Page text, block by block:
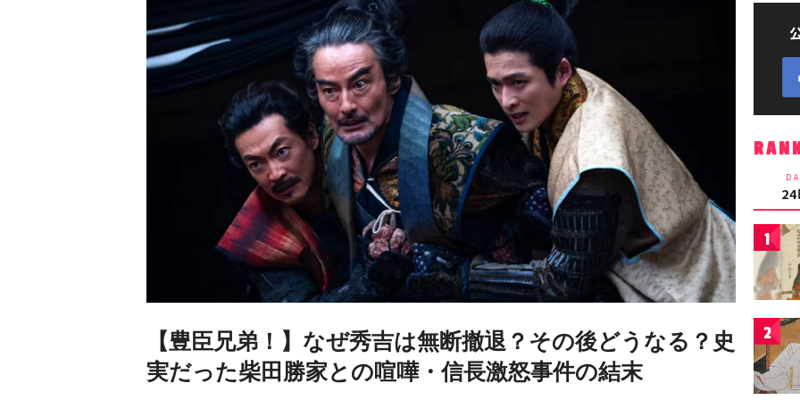
【豊臣兄弟！】なぜ秀吉は無断撤退？その後どうなる？史
実だった柴田勝家との喧嘩・信長激怒事件の結末
1
2